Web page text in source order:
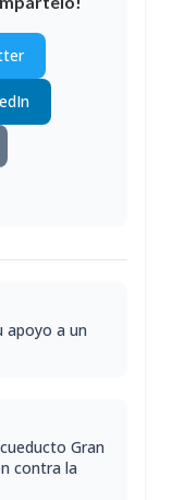
apoyo a un
Gran
contra la